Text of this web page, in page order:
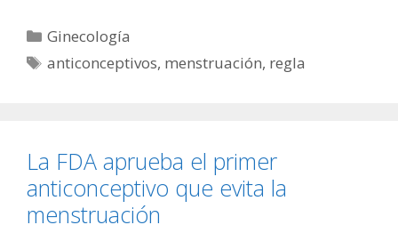
Categorías
Ginecología
Etiquetas
anticonceptivos, menstruación, regla
La FDA aprueba el primer
anticonceptivo que evita la
menstruación